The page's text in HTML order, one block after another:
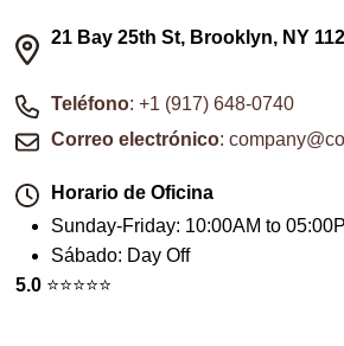
21 Bay 25th St, Brooklyn, NY
Teléfono: +1 (917) 648-0740
Correo electrónico:
Horario de Oficina
Sunday-Friday: 10:00AM to
Sábado: Day Off
5.0 ⭐️⭐️⭐️⭐️⭐️